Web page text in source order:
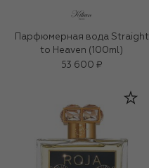
Парфюмерная вода Straight
to Heaven (100ml)
53 600 ₽